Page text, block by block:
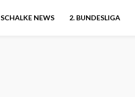
SCHALKE NEWS 2. BUNDESLIGA